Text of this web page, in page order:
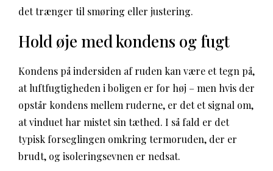
det trænger til smøring eller justering.
Hold øje med kondens og fugt
Kondens på indersiden af ruden kan være et tegn på,
at luftfugtigheden i boligen er for høj – men hvis der
opstår kondens mellem ruderne, er det et signal om,
at vinduet har mistet sin tæthed. I så fald er det
typisk forseglingen omkring termoruden, der er
brudt, og isoleringsevnen er nedsat.